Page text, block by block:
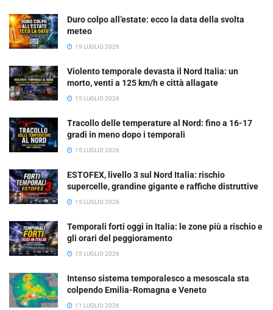
Duro colpo all’estate: ecco la data della svolta
meteo
19 LUGLIO 2026
Violento temporale devasta il Nord Italia: un
morto, venti a 125 km/h e città allagate
15 LUGLIO 2026
Tracollo delle temperature al Nord: fino a 16-17
gradi in meno dopo i temporali
15 LUGLIO 2026
ESTOFEX, livello 3 sul Nord Italia: rischio
supercelle, grandine gigante e raffiche distruttive
15 LUGLIO 2026
Temporali forti oggi in Italia: le zone più a rischio e
gli orari del peggioramento
15 LUGLIO 2026
Intenso sistema temporalesco a mesoscala sta
colpendo Emilia-Romagna e Veneto
11 LUGLIO 2026